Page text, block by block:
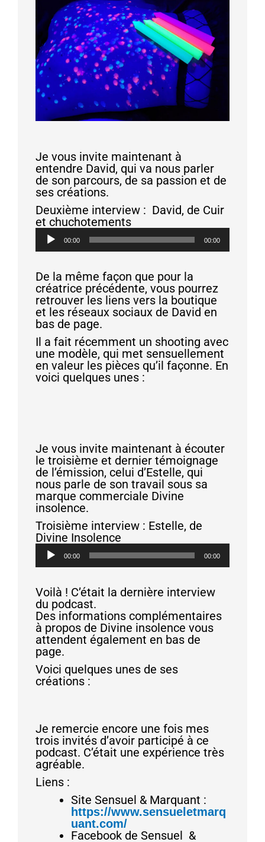
Je vous invite maintenant à
entendre David, qui va nous parler
de son parcours, de sa passion et de
ses créations.
Deuxième interview : David, de Cuir
et chuchotements
Lecteur
audio
00:00 00:00
De la même façon que pour la
créatrice précédente, vous pourrez
retrouver les liens vers la boutique
et les réseaux sociaux de David en
bas de page.
Il a fait récemment un shooting avec
une modèle, qui met sensuellement
en valeur les pièces qu’il façonne. En
voici quelques unes :
Je vous invite maintenant à écouter
le troisième et dernier témoignage
de l’émission, celui d’Estelle, qui
nous parle de son travail sous sa
marque commerciale Divine
insolence.
Troisième interview : Estelle, de
Divine Insolence
Lecteur
audio
00:00 00:00
Voilà ! C’était la dernière interview
du podcast.
Des informations complémentaires
à propos de Divine insolence vous
attendent également en bas de
page.
Voici quelques unes de ses
créations :
Je remercie encore une fois mes
trois invités d’avoir participé à ce
podcast. C’était une expérience très
agréable.
Liens :
Site Sensuel & Marquant :
https://www.sensueletmarq
uant.com/
Facebook de Sensuel &